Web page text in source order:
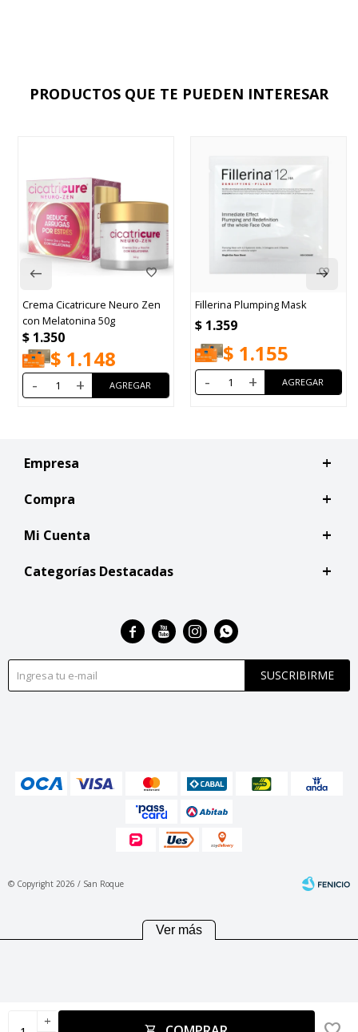
add
PRODUCTOS QUE TE PUEDEN INTERESAR
Crema Cicatricure Neuro Zen
con Melatonina 50g
$ 1.350
$ 1.148
- +
Fillerina Plumping Mask
$ 1.359
$ 1.155
- +
Empresa
Compra
Mi Cuenta
Categorías Destacadas
SUSCRIBIRME
   
© Copyright 2026 / San Roque
Ver más